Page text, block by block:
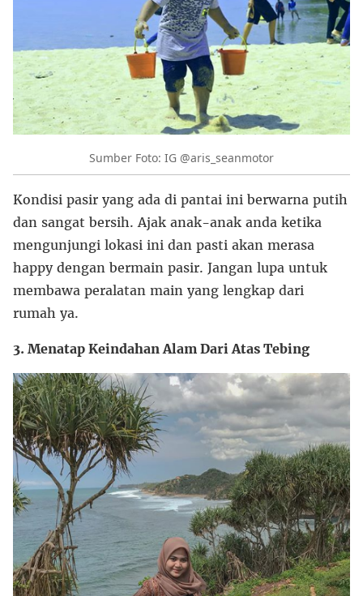
Sumber Foto: IG @aris_seanmotor
Kondisi pasir yang ada di pantai ini berwarna putih
dan sangat bersih. Ajak anak-anak anda ketika
mengunjungi lokasi ini dan pasti akan merasa
happy dengan bermain pasir. Jangan lupa untuk
membawa peralatan main yang lengkap dari
rumah ya.
3. Menatap Keindahan Alam Dari Atas Tebing